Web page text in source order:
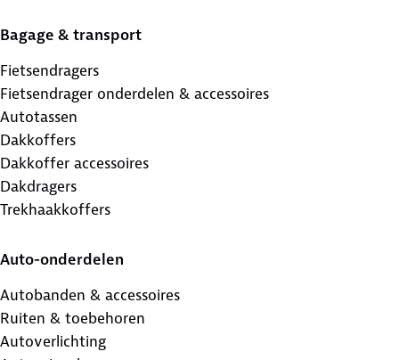
Bagage & transport
Fietsendragers
Fietsendrager onderdelen & accessoires
Autotassen
Dakkoffers
Dakkoffer accessoires
Dakdragers
Trekhaakkoffers
Auto-onderdelen
Autobanden & accessoires
Ruiten & toebehoren
Autoverlichting